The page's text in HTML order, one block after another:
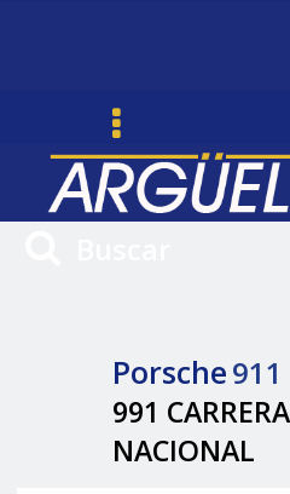
Porsche911
991
NACIONAL